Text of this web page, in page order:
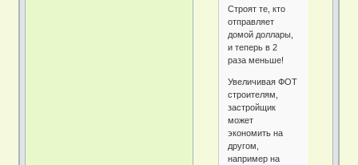
Строят те, кто
отправляет
домой доллары,
и теперь в 2
раза меньше!
Увеличивая ФОТ
строителям,
застройщик
может
экономить на
другом,
например на